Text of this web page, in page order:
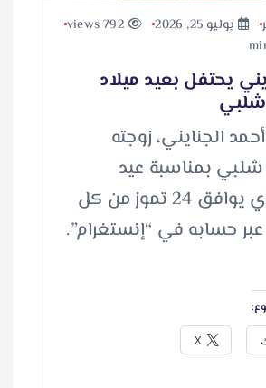
يوليو 25, 2026
792 views
يحتفل بعيد ميلاد
شلبي
الجنايني، زوجته
شلبي بمناسبة عيد
ميلادها الذي يوافق 24 تموز من كل
حسابه في “إنستغرام”.
X